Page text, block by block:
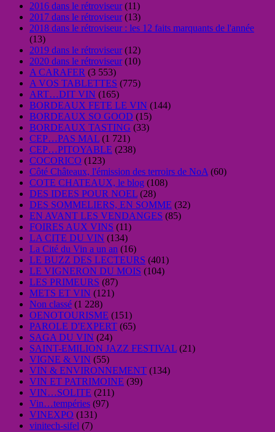
2016 dans le rétroviseur(11)
2017 dans le rétroviseur(13)
2018 dans le rétroviseur : les 12 faits marquants de l'année
(13)
2019 dans le rétroviseur(12)
2020 dans le rétroviseur(10)
A CARAFER (3 553)
A VOS TABLETTES (775)
ART…DIT VIN (165)
BORDEAUX FETE LE VIN (144)
BORDEAUX SO GOOD (15)
BORDEAUX TASTING (33)
CEP…PAS MAL (1 721)
CEP…PITOYABLE (238)
COCORICO (123)
Côté Châteaux, l'émission des terroirs de NoA (60)
COTE CHATEAUX, le blog (108)
DES IDEES POUR NOEL (28)
DES SOMMELIERS, EN SOMME (32)
EN AVANT LES VENDANGES (85)
FOIRES AUX VINS (11)
LA CITE DU VIN (134)
La Cité du Vin a un an (16)
LE BUZZ DES LECTEURS (401)
LE VIGNERON DU MOIS (104)
LES PRIMEURS (87)
METS ET VIN (121)
Non classé (1 228)
OENOTOURISME (151)
PAROLE D'EXPERT (65)
SAGA DU VIN (24)
SAINT-EMILION JAZZ FESTIVAL (21)
VIGNE & VIN (55)
VIN & ENVIRONNEMENT (134)
VIN ET PATRIMOINE (39)
VIN…SOLITE (211)
Vin…tempéries (97)
VINEXPO (131)
vinitech-sifel (7)